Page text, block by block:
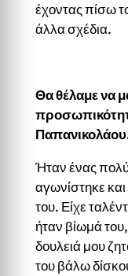
έχοντας πίσω
άλλα σχέδια.
Θα θέλαμε να
Ήταν ένας
αγωνίστηκε
του. Είχε
ήταν βίωμά
δουλειά μου
του βάλω